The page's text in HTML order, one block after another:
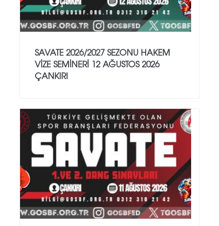
SAVATE 2026/2027 SEZONU HAKEM
VİZE SEMİNERİ 12 AĞUSTOS 2026
ÇANKIRI